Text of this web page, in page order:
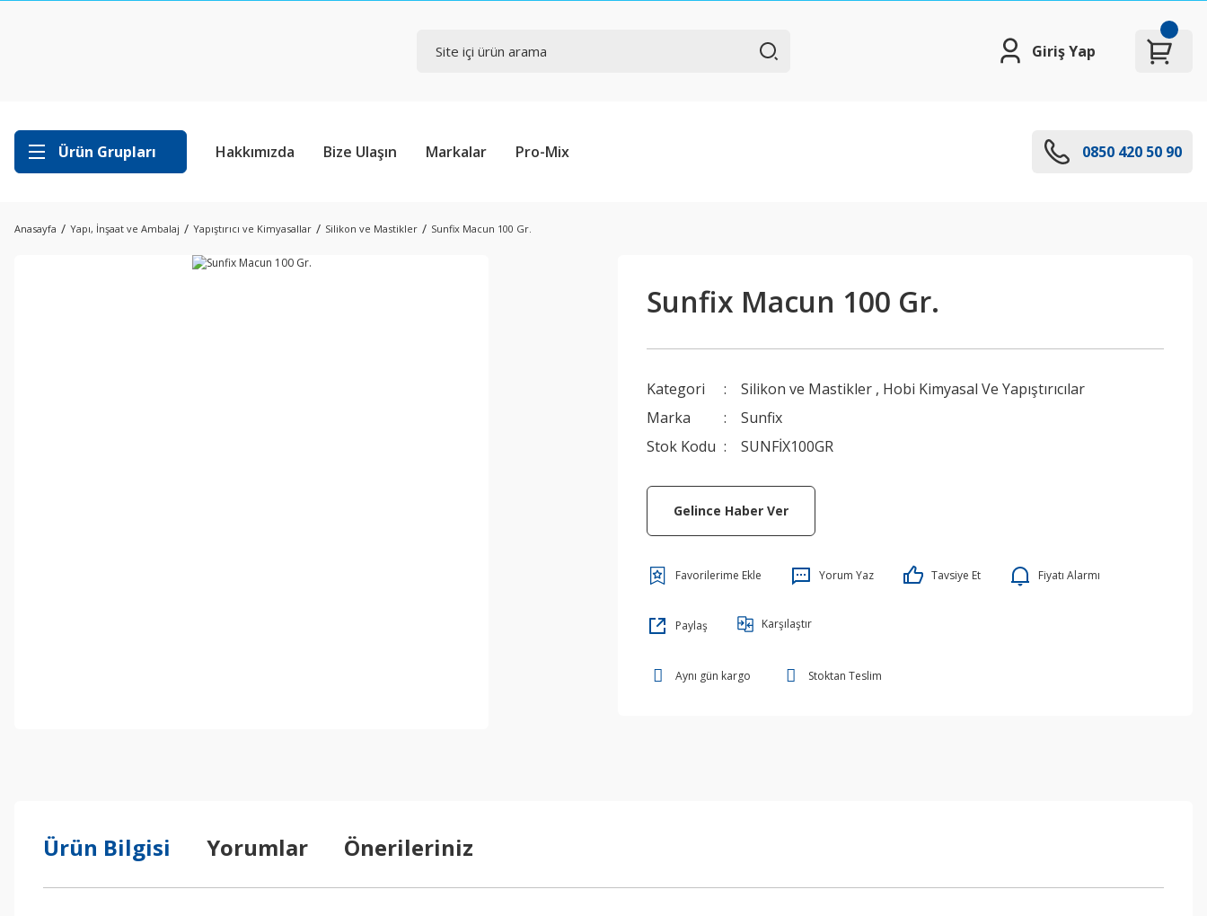
Giriş Yap
Ürün Grupları Hakkımızda Bize Ulaşın Markalar Pro-Mix 0850 420 50 90
Anasayfa Yapı, İnşaat ve Ambalaj Yapıştırıcı ve Kimyasallar Silikon ve Mastikler Sunfix Macun 100 Gr.
Sunfix Macun 100 Gr.
Kategori Silikon ve Mastikler , Hobi Kimyasal Ve Yapıştırıcılar
Marka
Sunfix
Stok Kodu
SUNFİX100GR
Gelince Haber Ver
Yorum Yaz Tavsiye Et Fiyatı Alarmı
Paylaş Karşılaştır
Aynı gün kargo Stoktan Teslim
Ürün Bilgisi Yorumlar Önerileriniz